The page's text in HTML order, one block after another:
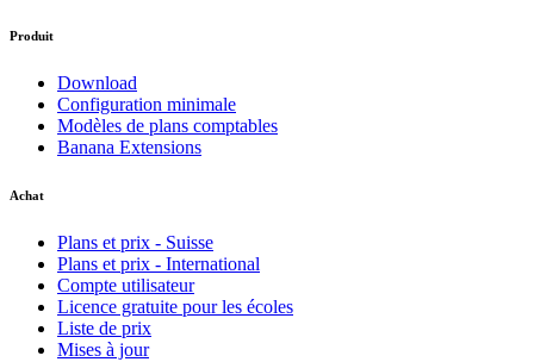
Produit
Download
Configuration minimale
Modèles de plans comptables
Banana Extensions
Achat
Plans et prix - Suisse
Plans et prix - International
Compte utilisateur
Licence gratuite pour les écoles
Liste de prix
Mises à jour